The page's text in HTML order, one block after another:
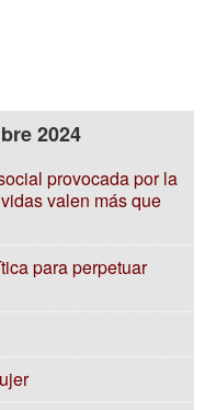
2024
provocada por la
valen más que
para perpetuar